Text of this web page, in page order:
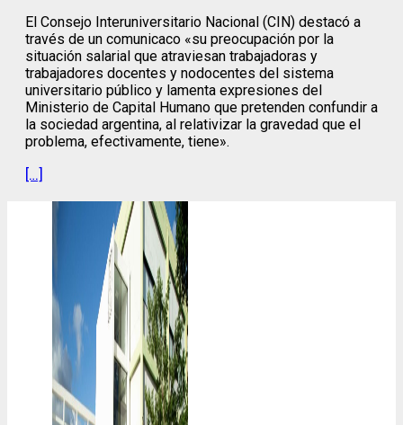
El Consejo Interuniversitario Nacional (CIN) destacó a
través de un comunicaco «su preocupación por la
situación salarial que atraviesan trabajadoras y
trabajadores docentes y nodocentes del sistema
universitario público y lamenta expresiones del
Ministerio de Capital Humano que pretenden confundir a
la sociedad argentina, al relativizar la gravedad que el
problema, efectivamente, tiene».
[…]